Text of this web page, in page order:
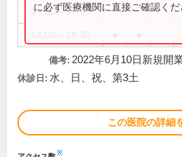
14:00～17:00
に必ず医療機関に直接ご確認くだ
備考: 2022年6月10日新規開
休診日: 水、日、祝、第3土
この医院の詳細
※